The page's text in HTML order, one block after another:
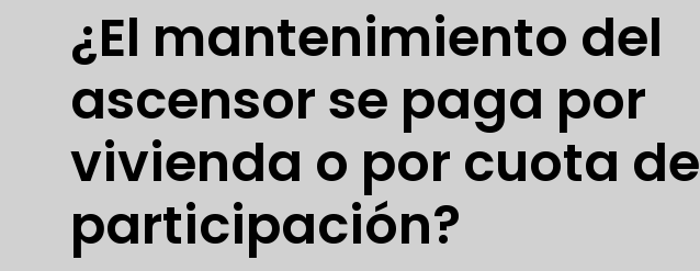
¿El mantenimiento del
ascensor se paga por
vivienda o por cuota de
participación?